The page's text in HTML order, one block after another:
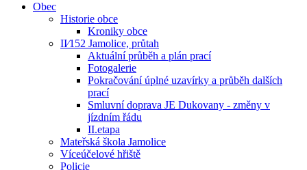
Obec
Historie obce
Kroniky obce
II⁄152 Jamolice, průtah
Aktuální průběh a plán prací
Fotogalerie
Pokračování úplné uzavírky a průběh dalších
prací
Smluvní doprava JE Dukovany - změny v
jízdním řádu
II.etapa
Mateřská škola Jamolice
Víceúčelové hřiště
Policie